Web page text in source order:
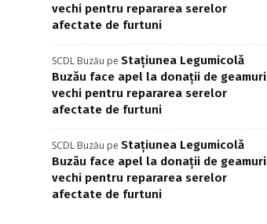
vechi pentru repararea serelor
afectate de furtuni
SCDL Buzău pe Stațiunea Legumicolă
Buzău face apel la donații de geamuri
vechi pentru repararea serelor
afectate de furtuni
SCDL Buzău pe Stațiunea Legumicolă
Buzău face apel la donații de geamuri
vechi pentru repararea serelor
afectate de furtuni